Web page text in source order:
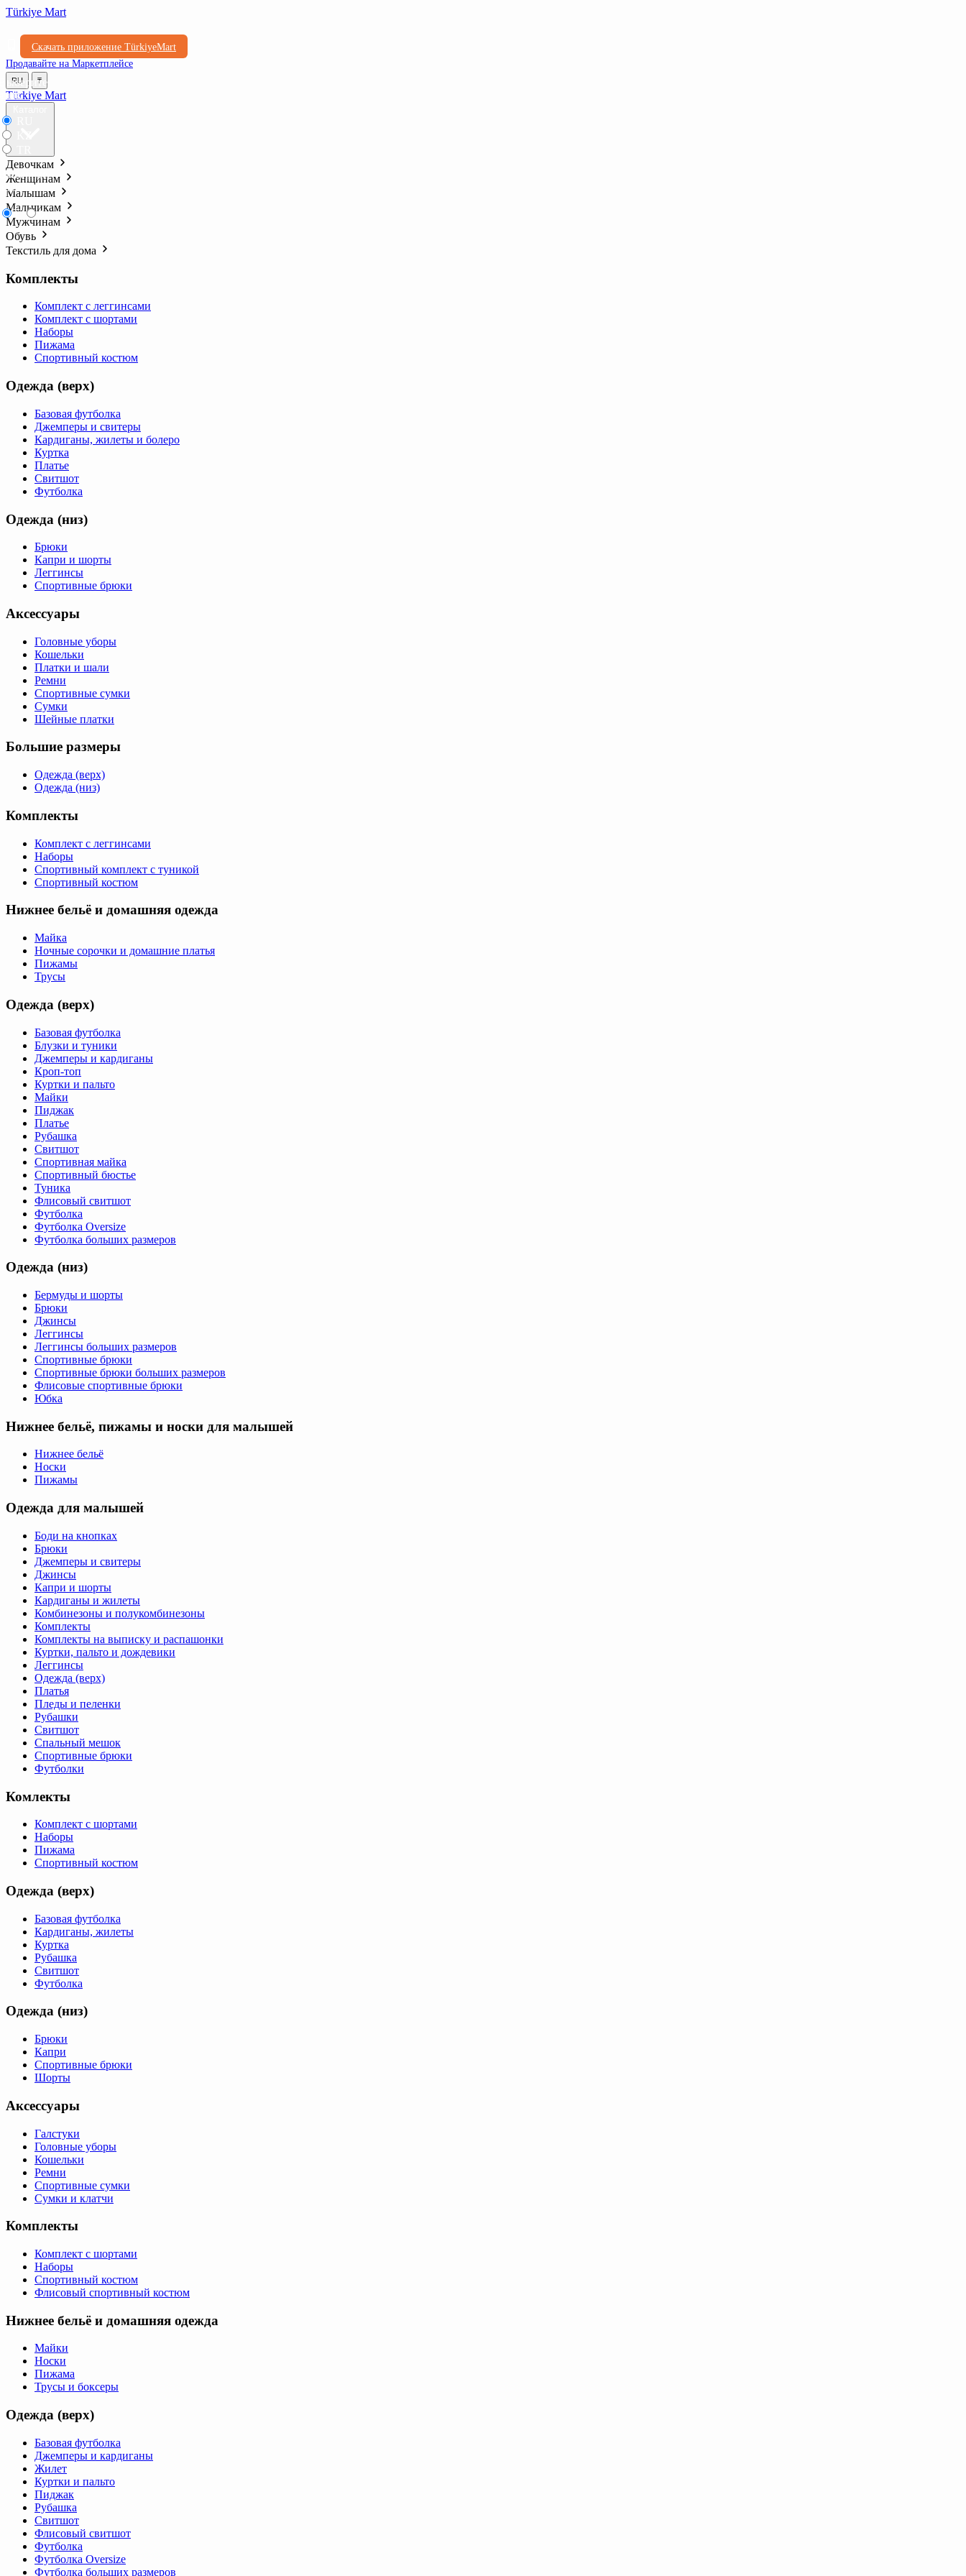
Türkiye Mart
Скачать приложение TürkiyeMart
Продавайте на Маркетплейсе
RU ₸
₸ ₺l
Türkiye Mart
Девочкам
Женщинам
Малышам
Мальчикам
Мужчинам
Обувь
Текстиль для дома
Комплекты
Комплект с леггинсами
Комплект с шортами
Наборы
Пижама
Спортивный костюм
Одежда (верх)
Базовая футболка
Джемперы и свитеры
Кардиганы, жилеты и болеро
Куртка
Платье
Свитшот
Футболка
Одежда (низ)
Брюки
Капри и шорты
Леггинсы
Спортивные брюки
Аксессуары
Головные уборы
Кошельки
Платки и шали
Ремни
Спортивные сумки
Сумки
Шейные платки
Большие размеры
Одежда (верх)
Одежда (низ)
Комплекты
Комплект с леггинсами
Наборы
Спортивный комплект с туникой
Спортивный костюм
Нижнее бельё и домашняя одежда
Майка
Ночные сорочки и домашние платья
Пижамы
Трусы
Одежда (верх)
Базовая футболка
Блузки и туники
Джемперы и кардиганы
Кроп-топ
Куртки и пальто
Майки
Пиджак
Платье
Рубашка
Свитшот
Спортивная майка
Спортивный бюстье
Туника
Флисовый свитшот
Футболка
Футболка Oversize
Футболка больших размеров
Одежда (низ)
Бермуды и шорты
Брюки
Джинсы
Леггинсы
Леггинсы больших размеров
Спортивные брюки
Спортивные брюки больших размеров
Флисовые спортивные брюки
Юбка
Нижнее бельё, пижамы и носки для малышей
Нижнее бельё
Носки
Пижамы
Одежда для малышей
Боди на кнопках
Брюки
Джемперы и свитеры
Джинсы
Капри и шорты
Кардиганы и жилеты
Комбинезоны и полукомбинезоны
Комплекты
Комплекты на выписку и распашонки
Куртки, пальто и дождевики
Леггинсы
Одежда (верх)
Платья
Пледы и пеленки
Рубашки
Свитшот
Спальный мешок
Спортивные брюки
Футболки
Комлекты
Комплект с шортами
Наборы
Пижама
Спортивный костюм
Одежда (верх)
Базовая футболка
Кардиганы, жилеты
Куртка
Рубашка
Свитшот
Футболка
Одежда (низ)
Брюки
Капри
Спортивные брюки
Шорты
Аксессуары
Галстуки
Головные уборы
Кошельки
Ремни
Спортивные сумки
Сумки и клатчи
Комплекты
Комплект с шортами
Наборы
Спортивный костюм
Флисовый спортивный костюм
Нижнее бельё и домашняя одежда
Майки
Носки
Пижама
Трусы и боксеры
Одежда (верх)
Базовая футболка
Джемперы и кардиганы
Жилет
Куртки и пальто
Пиджак
Рубашка
Свитшот
Флисовый свитшот
Футболка
Футболка Oversize
Футболка больших размеров